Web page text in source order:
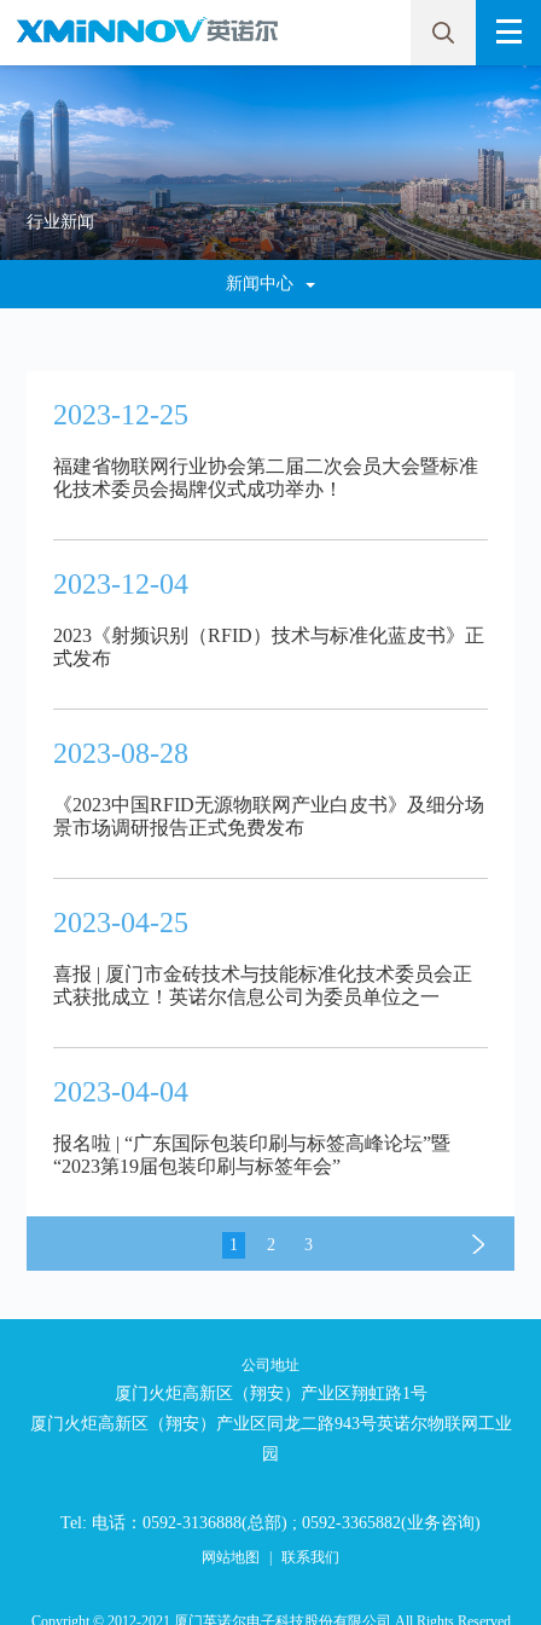
行业新闻
新闻中心
2023-12-25
福建省物联网行业协会第二届二次会员大会暨标准
化技术委员会揭牌仪式成功举办！
2023-12-04
2023《射频识别（RFID）技术与标准化蓝皮书》正
式发布
2023-08-28
《2023中国RFID无源物联网产业白皮书》及细分场
景市场调研报告正式免费发布
2023-04-25
喜报 | 厦门市金砖技术与技能标准化技术委员会正
式获批成立！英诺尔信息公司为委员单位之一
2023-04-04
报名啦 | “广东国际包装印刷与标签高峰论坛”暨
“2023第19届包装印刷与标签年会”
1 2 3
公司地址
厦门火炬高新区（翔安）产业区翔虹路1号
厦门火炬高新区（翔安）产业区同龙二路943号英诺尔物联网工业
园
Tel: 电话：0592-3136888(总部) ; 0592-3365882(业务咨询)
网站地图 联系我们
Copyright © 2012-2021 厦门英诺尔电子科技股份有限公司 All Rights Reserved